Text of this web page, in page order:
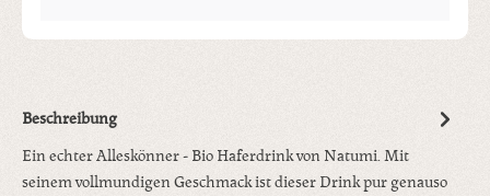
Beschreibung
Ein echter Alleskönner - Bio Haferdrink von Natumi. Mit
seinem vollmundigen Geschmack ist dieser Drink pur genauso